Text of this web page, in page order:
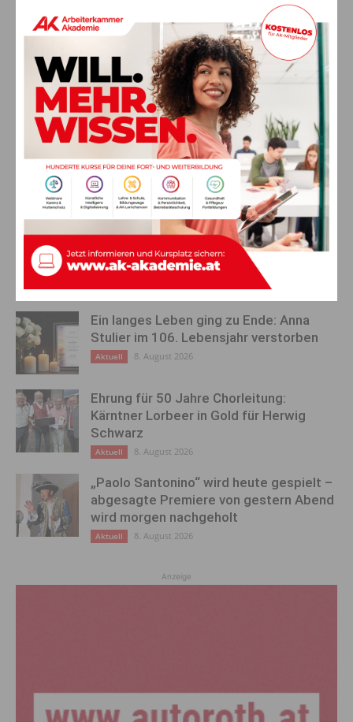
Wie lange die Hitzewelle letztlich anhält, ist derzeit noch
offen. Während einige Modellläufe zur Wochenmitte eine
leichte Abkühlung anzeigen, gehen andere von einer länger
anhaltenden heißen Wetterlage aus. Sicher ist jedoch, dass
die Temperaturen in der zweiten Wochenhälfte deutlich über
dem langjährigen Durchschnitt liegen werden.
Vorheriger Artikel
Kärntner Autor Stefanie
Moritsch – Von Kärnten nach
Nächster Artikel
Brand in
Altstoffsammelzentrum: 12-
Tonnen-Container in Flammen
AKTUELLES
Ein langes Leben ging zu Ende: Anna
Stulier im 106. Lebensjahr verstorben
Aktuell 8. August 2026
Ehrung für 50 Jahre Chorleitung:
Kärntner Lorbeer in Gold für Herwig
Schwarz
Aktuell 8. August 2026
„Paolo Santonino“ wird heute gespielt –
abgesagte Premiere von gestern Abend
wird morgen nachgeholt
Aktuell 8. August 2026
Anzeige